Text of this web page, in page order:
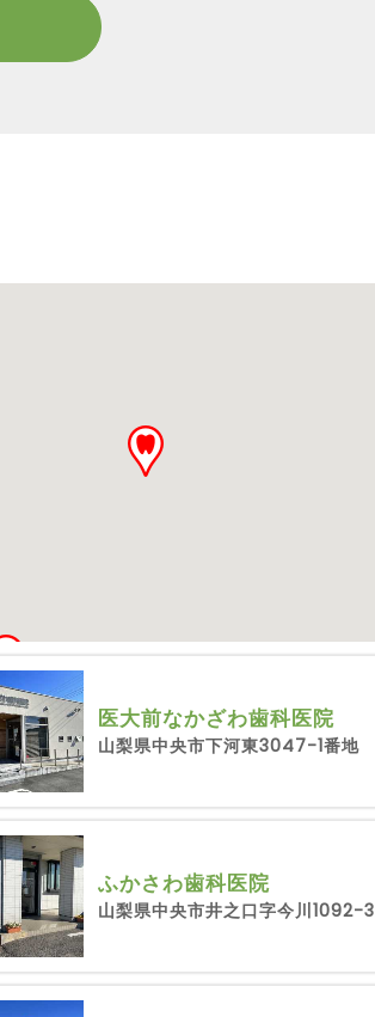
医大前なかざわ歯科医院
山梨県中央市下河東3047-1番地
ふかさわ歯科医院
山梨県中央市井之口字今川1092-3